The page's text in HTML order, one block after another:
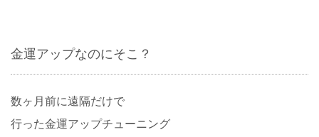
金運アップなのにそこ？
数ヶ月前に遠隔だけで
行った金運アップチューニング